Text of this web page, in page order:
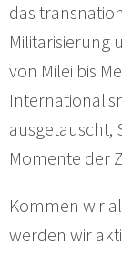
das
Militarisierung
von Milei bis
ausgetauscht,
Momente der
Kommen wir
werden wir